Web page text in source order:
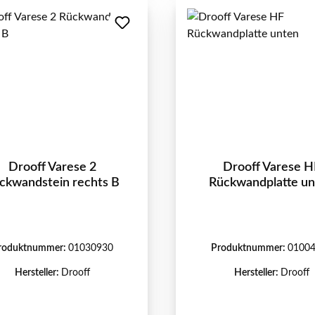
Drooff Varese 2
rechts B
01030930
Hersteller: Drooff
Drooff Varese
Rückwandplatte
Produktnummer:
Hersteller: Drooff